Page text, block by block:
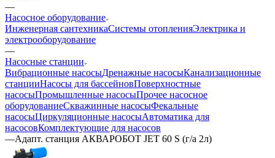
—
Насосное оборудование
Инженерная сантехникаСистемы отопленияЭлектрика и
электрооборудование
—
Насосные станции
Вибрационные насосыДренажные насосыКанализационные
станцииНасосы для бассейновПоверхностные
насосыПромышленные насосыПрочее насосное
оборудованиеСкважинные насосыФекальные
насосыЦиркуляционные насосыАвтоматика для
насосовКомплектующие для насосов
—Адапт. станция АКВАРОБОТ JET 60 S (г/а 2л)